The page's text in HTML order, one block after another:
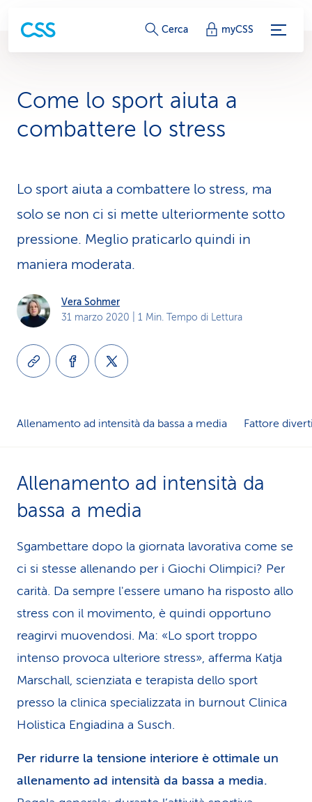
c
l
e
a
m
s
v
z
i
Cerca myCSS
Come lo sport aiuta a
combattere lo stress
Lo sport aiuta a combattere lo stress, ma
solo se non ci si mette ulteriormente sotto
pressione. Meglio praticarlo quindi in
maniera moderata.
Vera Sohmer
31 marzo 2020 | 1 Min. Tempo di Lettura
Allenamento ad intensità da bassa a media Fattore
Allenamento ad intensità da
bassa a media
Sgambettare dopo la giornata lavorativa come se
ci si stesse allenando per i Giochi Olimpici? Per
carità. Da sempre l'essere umano ha risposto allo
stress con il movimento, è quindi opportuno
reagirvi muovendosi. Ma: «Lo sport troppo
intenso provoca ulteriore stress», afferma Katja
Marschall, scienziata e terapista dello sport
presso la clinica specializzata in burnout Clinica
Holistica Engiadina a Susch.
Per ridurre la tensione interiore è ottimale un
allenamento ad intensità da bassa a media.